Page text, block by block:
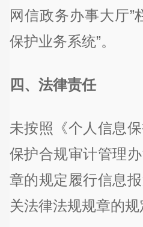
网信政务办事大厅”
保护业务系统”。
四、法律责任
未按照《个人信息
保护合规审计管理
章的规定履行信息
关法律法规规章的规